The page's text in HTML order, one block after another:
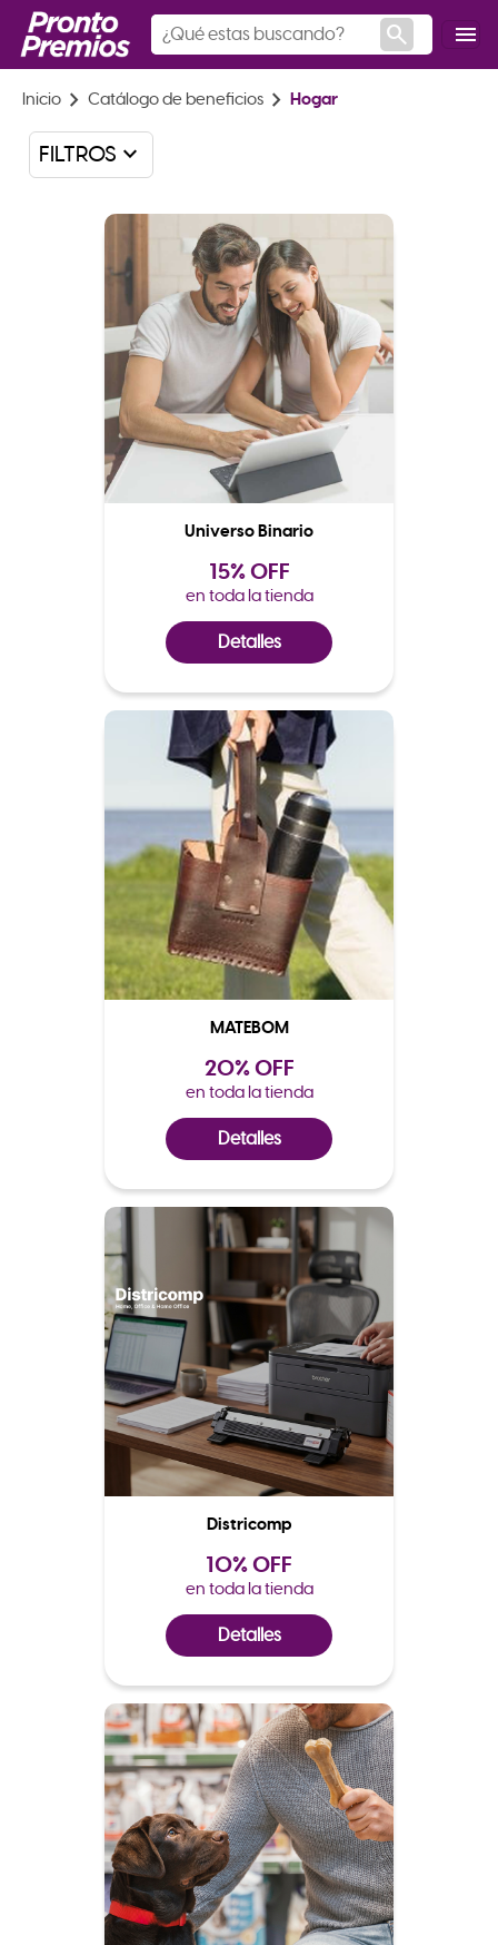
search menu
Iniciochevron_right Catálogo de beneficioschevron_right Hogar
FILTROS keyboard_arrow_down
Universo Binario
15% OFF
en toda la tienda
Detalles
MATEBOM
20% OFF
en toda la tienda
Detalles
Districomp
10% OFF
en toda la tienda
Detalles